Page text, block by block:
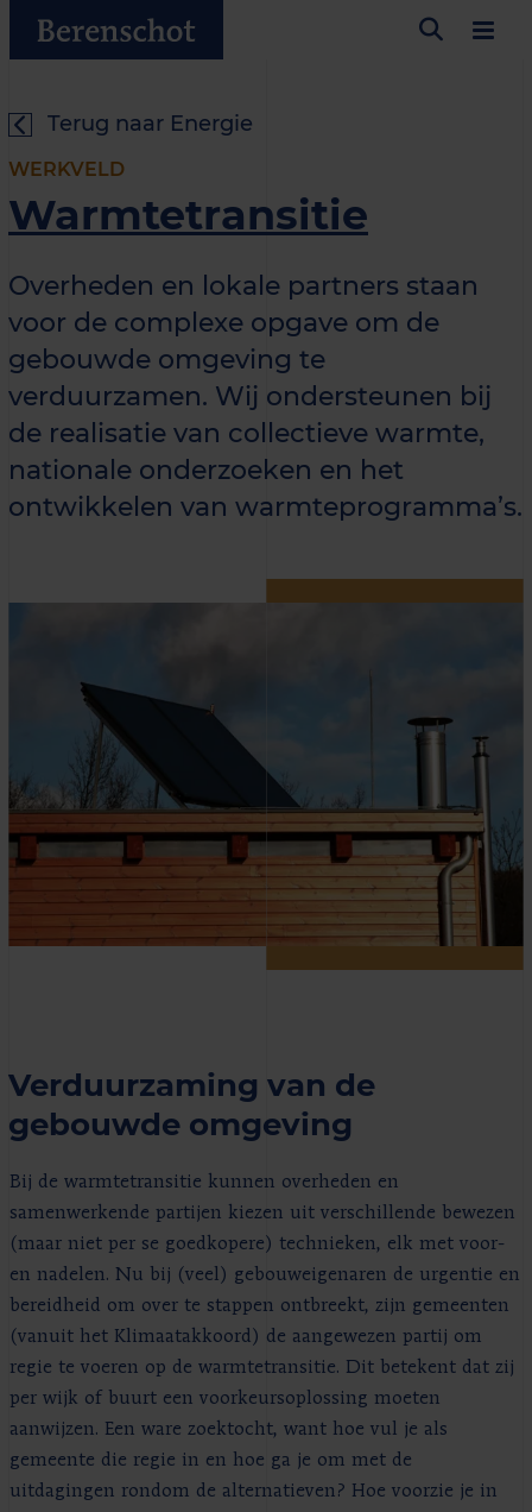
Terug naar Energie
WERKVELD
Warmtetransitie
Overheden en lokale partners staan
voor de complexe opgave om de
gebouwde omgeving te
verduurzamen. Wij ondersteunen bij
de realisatie van collectieve warmte,
nationale onderzoeken en het
ontwikkelen van warmteprogramma’s.
Verduurzaming van de
gebouwde omgeving
Bij de warmtetransitie kunnen overheden en
samenwerkende partijen kiezen uit verschillende bewezen
(maar niet per se goedkopere) technieken, elk met voor-
en nadelen. Nu bij (veel) gebouweigenaren de urgentie en
bereidheid om over te stappen ontbreekt, zijn gemeenten
(vanuit het Klimaatakkoord) de aangewezen partij om
regie te voeren op de warmtetransitie. Dit betekent dat zij
per wijk of buurt een voorkeursoplossing moeten
aanwijzen. Een ware zoektocht, want hoe vul je als
gemeente die regie in en hoe ga je om met de
uitdagingen rondom de alternatieven? Hoe voorzie je in